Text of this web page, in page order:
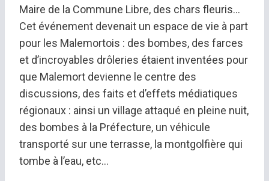
Maire de la Commune Libre, des chars fleuris…
Cet événement devenait un espace de vie à part
pour les Malemortois : des bombes, des farces
et d’incroyables drôleries étaient inventées pour
que Malemort devienne le centre des
discussions, des faits et d’effets médiatiques
régionaux : ainsi un village attaqué en pleine nuit,
des bombes à la Préfecture, un véhicule
transporté sur une terrasse, la montgolfière qui
tombe à l’eau, etc…